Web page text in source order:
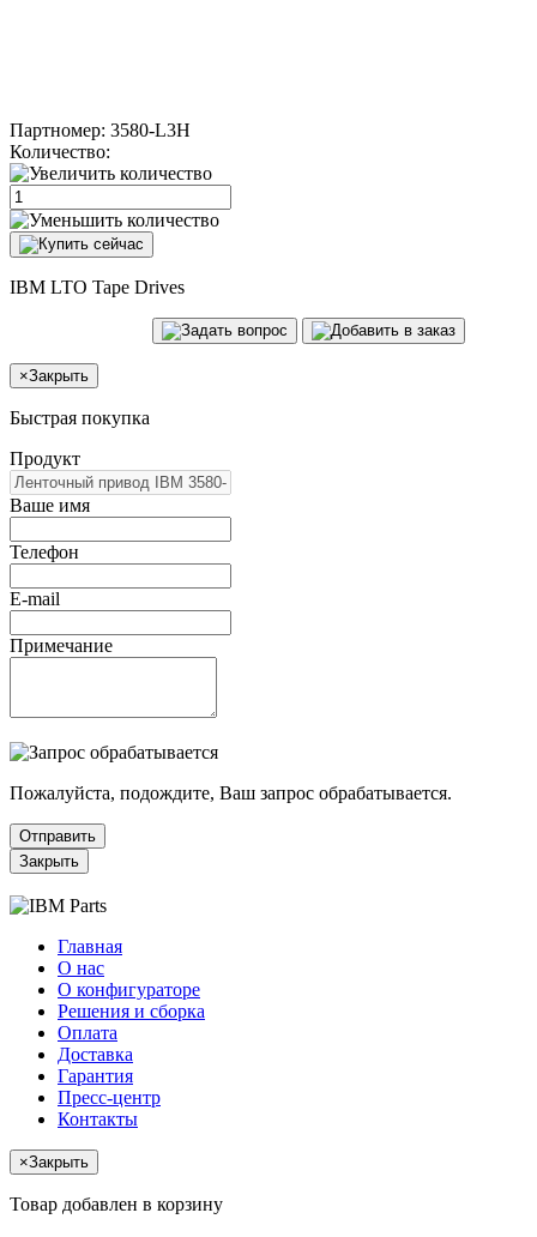
Партномер: 3580-L3H
Количество:
IBM LTO Tape Drives
×Закрыть
Быстрая покупка
Продукт
Ваше имя
Телефон
E-mail
Примечание
Пожалуйста, подождите, Ваш запрос обрабатывается.
Отправить
Закрыть
Главная
О нас
О конфигураторе
Решения и сборка
Оплата
Доставка
Гарантия
Пресс-центр
Контакты
×Закрыть
Товар добавлен в корзину